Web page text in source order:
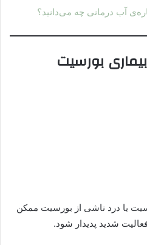
آب درمانی چه می‌دانید؟
بورسیت
یا درد ناشی از بورسیت ممکن
شدید پدیدار شود.